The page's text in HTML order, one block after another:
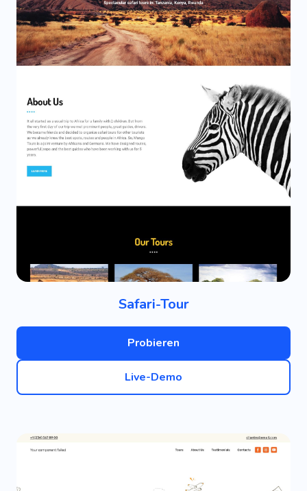
Safari-Tour
Probieren
Live-Demo